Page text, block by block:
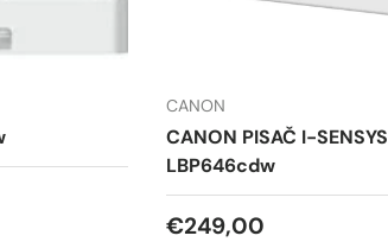
CANON
CANON PISAČ I-SENSYS
LBP646cdw
Redovna cijena
€249,00